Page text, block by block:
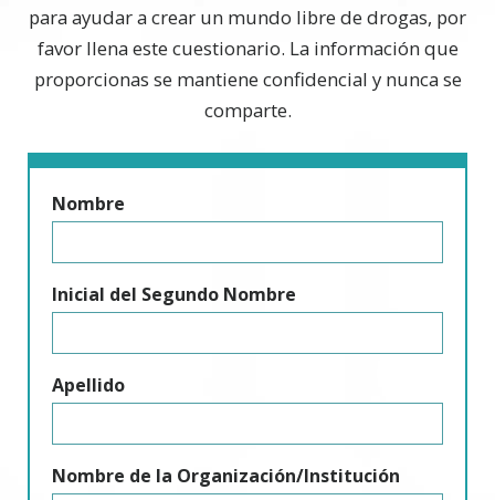
para ayudar a crear un mundo libre de drogas, por
favor llena este cuestionario. La información que
proporcionas se mantiene confidencial y nunca se
comparte.
Nombre
Inicial del Segundo Nombre
Apellido
Nombre de la Organización/Institución